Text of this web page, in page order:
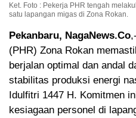
Ket. Foto : Pekerja PHR tengah
satu lapangan migas di Zona Rokan.
Pekanbaru, NagaNews.Co
(PHR) Zona Rokan
berjalan optimal dan andal
stabilitas produksi energi
Idulfitri 1447 H. Komitmen
kesiagaan personel di